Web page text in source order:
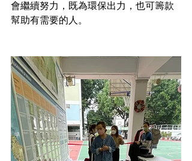
會繼續努力，既為環保出力，也可籌款
幫助有需要的人。